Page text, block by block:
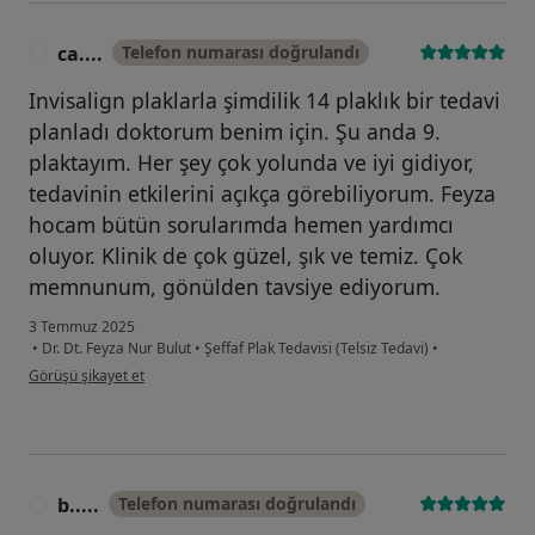
ca.... Telefon numarası doğrulandı
Invisalign plaklarla şimdilik 14 plaklık bir tedavi
planladı doktorum benim için. Şu anda 9.
plaktayım. Her şey çok yolunda ve iyi gidiyor,
tedavinin etkilerini açıkça görebiliyorum. Feyza
hocam bütün sorularımda hemen yardımcı
oluyor. Klinik de çok güzel, şık ve temiz. Çok
memnunum, gönülden tavsiye ediyorum.
3 Temmuz 2025
• Dr. Dt. Feyza Nur Bulut • Şeffaf Plak Tedavisi (Telsiz Tedavi) •
kullanıcının görüşüne göre ca....
Görüşü şikayet et
b..... Telefon numarası doğrulandı